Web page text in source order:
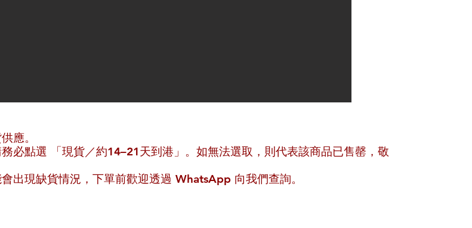
應。
必點選 「現貨／約14–21天到港」。如無法選取，則代表該商品已售罄，敬
出現缺貨情況，下單前歡迎透過 WhatsApp 向我們查詢。